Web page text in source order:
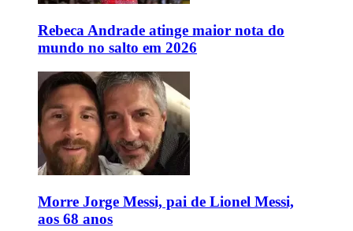
Rebeca Andrade atinge maior nota do
mundo no salto em 2026
Morre Jorge Messi, pai de Lionel Messi,
aos 68 anos